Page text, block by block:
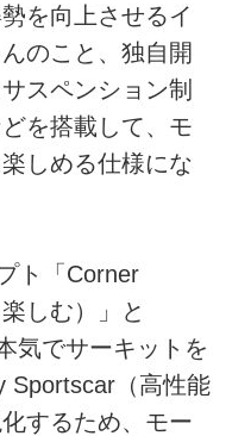
を向上させるイ
のこと、独自開
スペンション制
を搭載して、モ
しめる仕様にな
ト「Corner
しむ）」と
気でサーキットを
Sportscar（高性能
するため、モー